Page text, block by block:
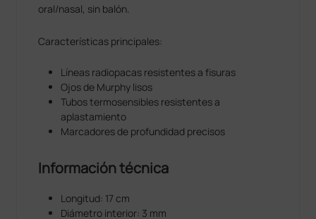
oral/nasal, sin balón.
Características principales:
Líneas radiopacas resistentes a fisuras
Ojos de Murphy lisos
Tubos termosensibles resistentes a
aplastamiento
Marcadores de profundidad precisos
Información técnica
Longitud: 17 cm
Diámetro interior: 3 mm